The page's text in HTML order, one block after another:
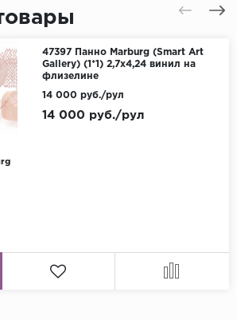
47397 Панно Marburg (Smart Art
Gallery) (1*1) 2,7x4,24 винил на
флизелине
14 000 руб./рул
14 000 руб./рул